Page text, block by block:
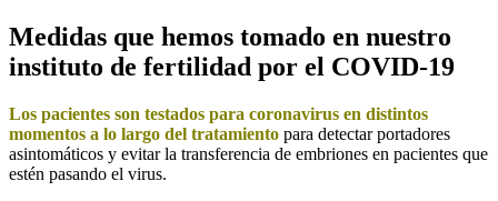
Medidas que hemos tomado en nuestro
instituto de fertilidad por el COVID-19
Los pacientes son testados para coronavirus en distintos
momentos a lo largo del tratamiento para detectar portadores
asintomáticos y evitar la transferencia de embriones en pacientes que
estén pasando el virus.